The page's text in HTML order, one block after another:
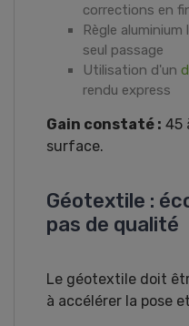
corrections en
Règle
seul passage
Utilisation d'un
rendu express
Gain constaté : 45
surface.
Géotextile :
pas de qualité
Le géotextile doit
à accélérer la pose